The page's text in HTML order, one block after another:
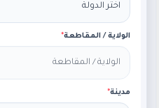
الولاية / المقاطعة*
مدينة*